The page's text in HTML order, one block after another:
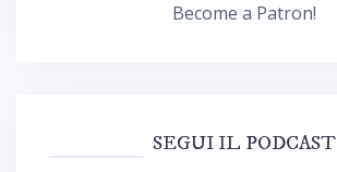
Become a Patron!
SEGUI IL PODCAST